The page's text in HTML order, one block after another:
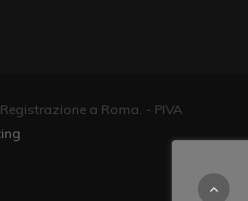
a Roma. - PIVA